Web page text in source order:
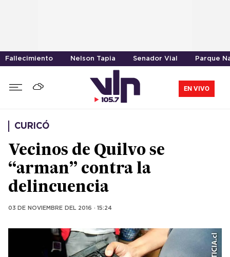
Fallecimiento Nelson Tapia Senador Vial Parque
EN VIVO
CURICÓ
Vecinos de Quilvo se
“arman” contra la
delincuencia
03 DE NOVIEMBRE DEL 2016 · 15:24